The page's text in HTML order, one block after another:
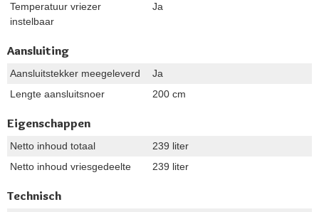
Temperatuur vriezer
instelbaar
Ja
Aansluiting
Aansluitstekker meegeleverd
Ja
Lengte aansluitsnoer
200 cm
Eigenschappen
Netto inhoud totaal
239 liter
Netto inhoud vriesgedeelte
239 liter
Technisch